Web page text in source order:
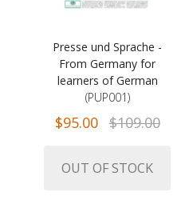
Presse und Sprache -
From Germany for
learners of German
(PUP001)
$95.00 $109.00
OUT OF STOCK